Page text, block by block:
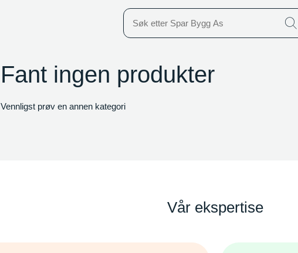
Icon
Fant ingen produkter
Vennligst prøv en annen kategori
Vår ekspertise